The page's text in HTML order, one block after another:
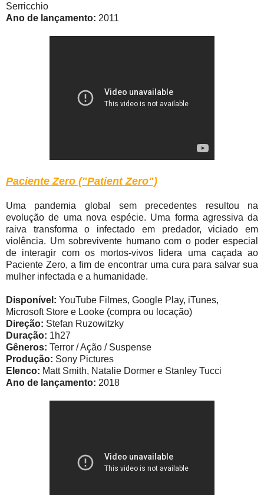
Serricchio
Ano de lançamento: 2011
Paciente Zero ("Patient Zero")
Uma pandemia global sem precedentes resultou na
evolução de uma nova espécie. Uma forma agressiva da
raiva transforma o infectado em predador, viciado em
violência. Um sobrevivente humano com o poder especial
de interagir com os mortos-vivos lidera uma caçada ao
Paciente Zero, a fim de encontrar uma cura para salvar sua
mulher infectada e a humanidade.
Disponível: YouTube Filmes, Google Play, iTunes,
Microsoft Store e Looke (compra ou locação)
Direção: Stefan Ruzowitzky
Duração: 1h27
Gêneros: Terror / Ação / Suspense
Produção: Sony Pictures
Elenco: Matt Smith, Natalie Dormer e Stanley Tucci
Ano de lançamento: 2018